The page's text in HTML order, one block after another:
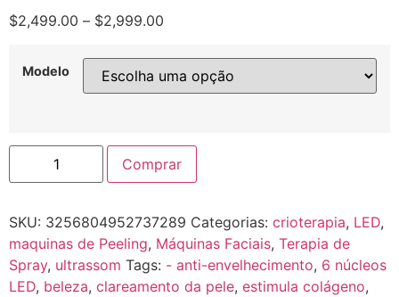
$2,499.00 – $2,999.00
Modelo
Comprar
SKU: 3256804952737289 Categorias: crioterapia, LED,
maquinas de Peeling, Máquinas Faciais, Terapia de
Spray, ultrassom Tags: - anti-envelhecimento, 6 núcleos
LED, beleza, clareamento da pele, estimula colágeno,